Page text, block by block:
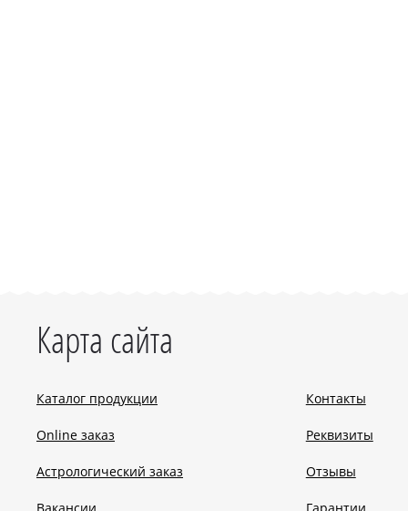
Карта сайта
Каталог продукции
Online заказ
Астрологический заказ
Контакты
Реквизиты
Отзывы